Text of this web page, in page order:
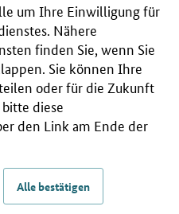
um Ihre Einwilligung für
Nähere
finden Sie, wenn Sie
Sie können Ihre
oder für die Zukunft
diese
den Link am Ende der
Alle bestätigen